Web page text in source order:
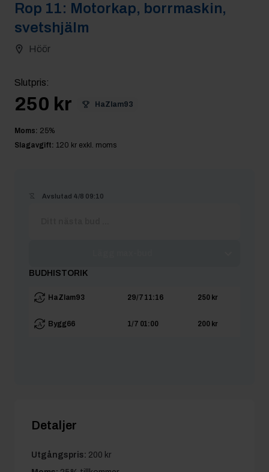
Rop 11: Motorkap, borrmaskin,
svetshjälm
Höör
Slutpris:
250 kr HaZlam93
Moms: 25%
Slagavgift: 120 kr exkl. moms
Avslutad 4/8 09:10
BUDHISTORIK
HaZlam93 29/7 11:16 250 kr
Bygg66 1/7 01:00 200 kr
Detaljer
Utgångspris: 200 kr